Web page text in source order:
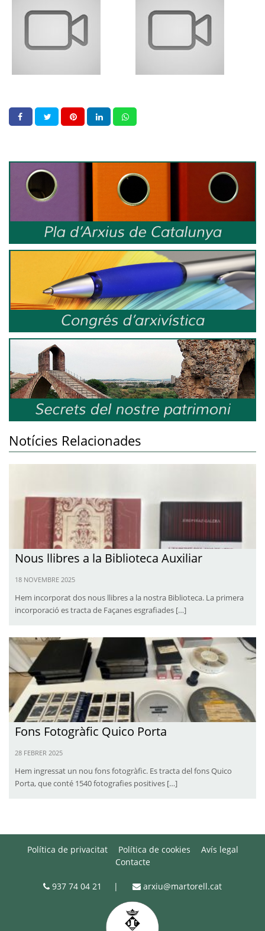
Notícies Relacionades
Nous llibres a la Biblioteca Auxiliar
18 NOVEMBRE 2025
Hem incorporat dos nous llibres a la nostra Biblioteca. La primera
incorporació es tracta de Façanes esgrafiades […]
Fons Fotogràfic Quico Porta
28 FEBRER 2025
Hem ingressat un nou fons fotogràfic. Es tracta del fons Quico
Porta, que conté 1540 fotografies positives […]
Política de privacitat Política de cookies
Avís legal
Contacte
937 74 04 21 | arxiu@martorell.cat